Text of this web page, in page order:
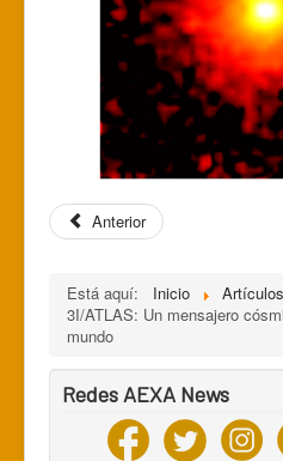
Anterior
Está aquí: Inicio Artículos
3I/ATLAS: Un mensajero
mundo
Redes AEXA News